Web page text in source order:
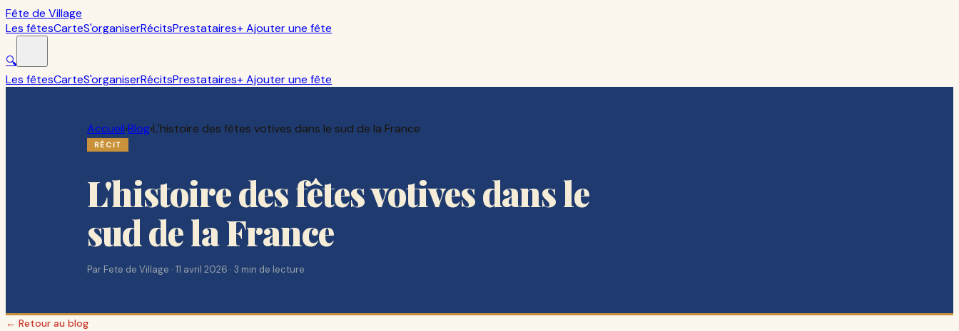
Fête de Village
Les fêtesCarteS'organiserRécitsPrestataires+ Ajouter une fête
🔍
Les fêtesCarteS'organiserRécitsPrestataires+ Ajouter une fête
Accueil›Blog›L'histoire des fêtes votives dans le sud de la France
RÉCIT
L'histoire des fêtes votives dans le
sud de la France
Par Fete de Village · 11 avril 2026 · 3 min de lecture
← Retour au blog